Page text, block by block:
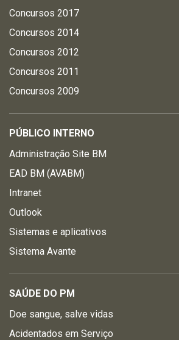
Concursos 2017
Concursos 2014
Concursos 2012
Concursos 2011
Concursos 2009
PÚBLICO INTERNO
Administração Site BM
EAD BM (AVABM)
Intranet
Outlook
Sistemas e aplicativos
Sistema Avante
SAÚDE DO PM
Doe sangue, salve vidas
Acidentados em Serviço